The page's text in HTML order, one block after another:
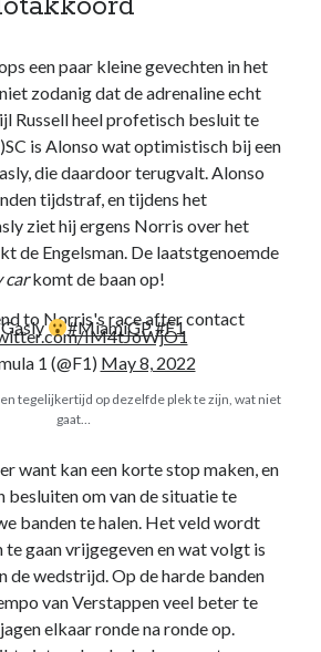
een paar kleine gevechten in het
zodanig dat de adrenaline echt
Russell heel profetisch besluit te
is Alonso wat optimistisch bij een
die daardoor terugvalt. Alonso
tijdstraf, en tijdens het
ziet hij ergens Norris over het
de Engelsman. De laatstgenoemde
carkomt de baan op!
to Norris's race after contact
#MiamiGP#F1
IM4tJoWjO1
1 (@F1) May 8, 2022
tegelijkertijd op dezelfde plek te zijn, wat niet
gaat…
want kan een korte stop maken, en
besluiten om van de situatie te
banden te halen. Het veld wordt
te gaan vrijgegeven en wat volgt is
de wedstrijd. Op de harde banden
van Verstappen veel beter te
elkaar ronde na ronde op.
Statistieken
cookies
worden
gebruikt om
het gebruik
van de
website in
brengen. Als
je deze
cookies
weigert
wordt je
surfgedrag
op deze site
niet gevolgd.
worden gebruikt om
de website zo
gebruiksvriendelijk
functioneren. Indien
je deze cookies
weigert kan het zijn
dat je bepaalde